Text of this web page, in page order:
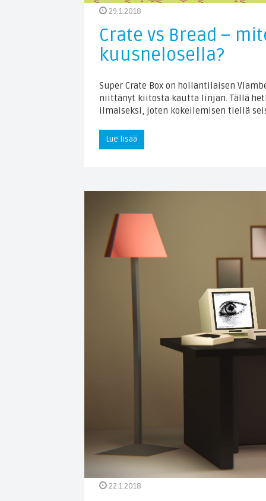
29.1.2018
Crate vs Bread –
kuusnelosella?
Super Crate Box on hollantilaisen
niittänyt kiitosta kautta linjan. Tällä
ilmaiseksi, joten kokeilemisen tiellä
Lue lisää
22.1.2018